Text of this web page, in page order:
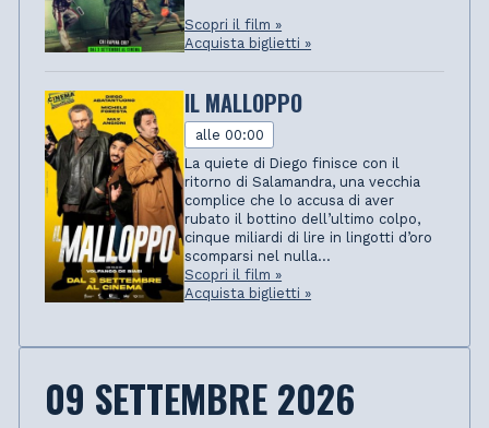
Scopri il film »
Acquista biglietti »
IL MALLOPPO
alle 00:00
La quiete di Diego finisce con il
ritorno di Salamandra, una vecchia
complice che lo accusa di aver
rubato il bottino dell’ultimo colpo,
cinque miliardi di lire in lingotti d’oro
scomparsi nel nulla...
Scopri il film »
Acquista biglietti »
09 SETTEMBRE 2026